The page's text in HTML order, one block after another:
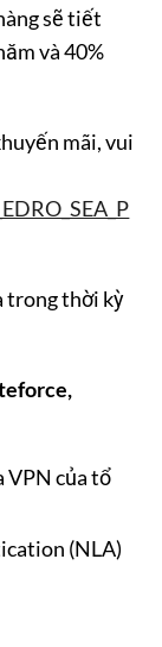
sẽ tiết
và 40%
mãi, vui
trong thời kỳ
VPN của tổ
(NLA)